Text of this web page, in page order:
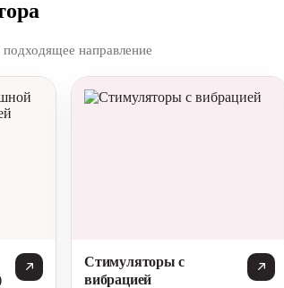
направление
Стимуляторы с
вибрацией